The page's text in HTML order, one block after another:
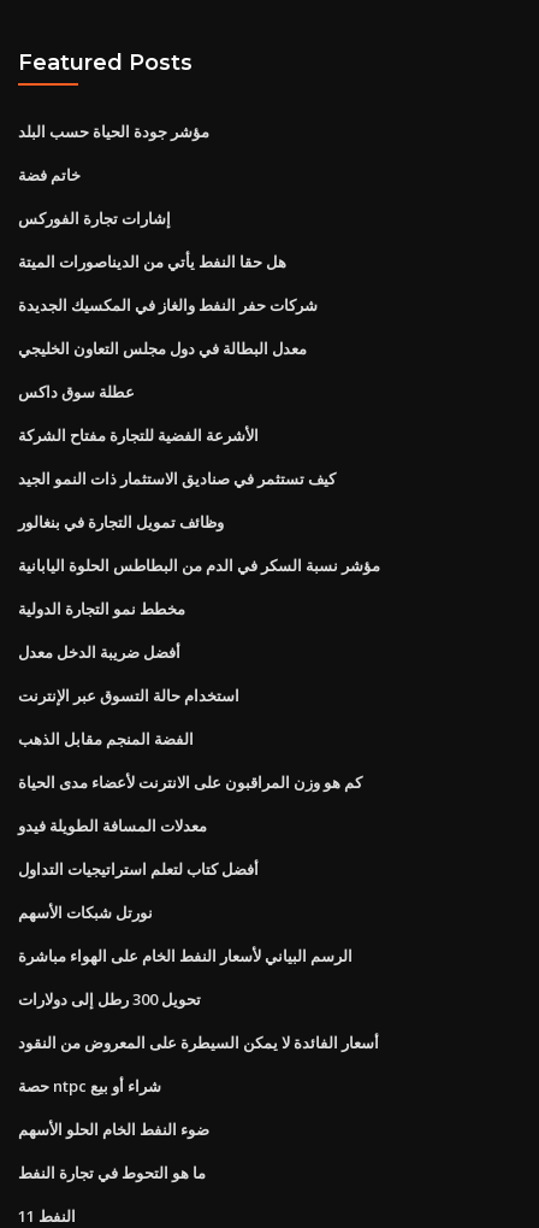
Featured Posts
مؤشر جودة الحياة حسب البلد
خاتم فضة
إشارات تجارة الفوركس
هل حقا النفط يأتي من الديناصورات الميتة
شركات حفر النفط والغاز في المكسيك الجديدة
معدل البطالة في دول مجلس التعاون الخليجي
عطلة سوق داكس
الأشرعة الفضية للتجارة مفتاح الشركة
كيف تستثمر في صناديق الاستثمار ذات النمو الجيد
وظائف تمويل التجارة في بنغالور
مؤشر نسبة السكر في الدم من البطاطس الحلوة اليابانية
مخطط نمو التجارة الدولية
أفضل ضريبة الدخل معدل
استخدام حالة التسوق عبر الإنترنت
الفضة المنجم مقابل الذهب
كم هو وزن المراقبون على الانترنت لأعضاء مدى الحياة
معدلات المسافة الطويلة فيدو
أفضل كتاب لتعلم استراتيجيات التداول
نورتل شبكات الأسهم
الرسم البياني لأسعار النفط الخام على الهواء مباشرة
تحويل 300 رطل إلى دولارات
أسعار الفائدة لا يمكن السيطرة على المعروض من النقود
حصة ntpc شراء أو بيع
ضوء النفط الخام الحلو الأسهم
ما هو التحوط في تجارة النفط
النفط 11